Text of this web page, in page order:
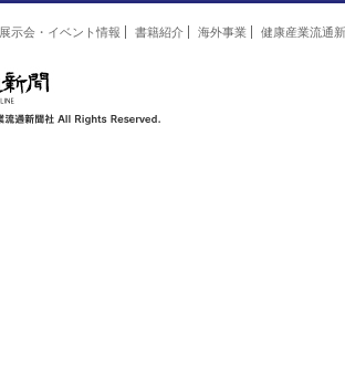
展示会・イベント情報 書籍紹介 海外事業 健康産業流通